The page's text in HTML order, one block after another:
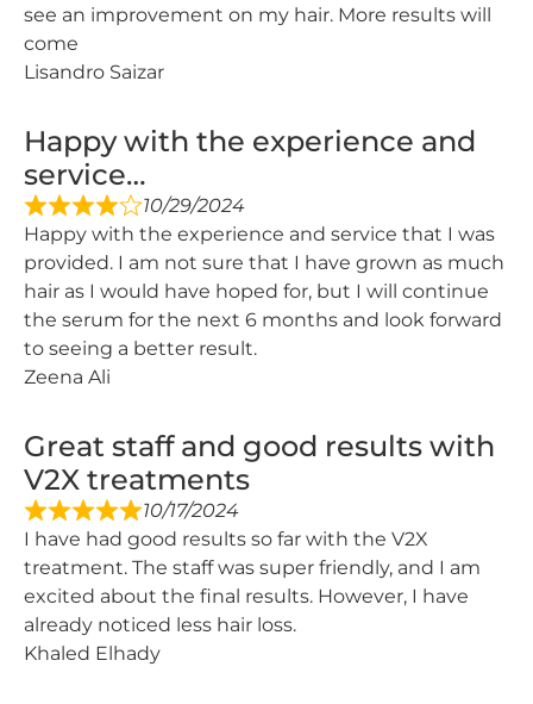
see an improvement on my hair. More results will
come
Lisandro Saizar
Happy with the experience and
service…
10/29/2024
Happy with the experience and service that I was
provided. I am not sure that I have grown as much
hair as I would have hoped for, but I will continue
the serum for the next 6 months and look forward
to seeing a better result.
Zeena Ali
Great staff and good results with
V2X treatments
10/17/2024
I have had good results so far with the V2X
treatment. The staff was super friendly, and I am
excited about the final results. However, I have
already noticed less hair loss.
Khaled Elhady